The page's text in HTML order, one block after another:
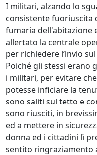
I militari, alzando lo
consistente fuoriuscita
fumaria dell'abitazione
allertato la centrale
per richiedere l’invio
Poiché gli stessi erano
i militari, per evitare
potesse inficiare la
sono saliti sul tetto e
sono riusciti, in
ed a mettere in
donna ed i cittadini lì
sentito ringraziamento